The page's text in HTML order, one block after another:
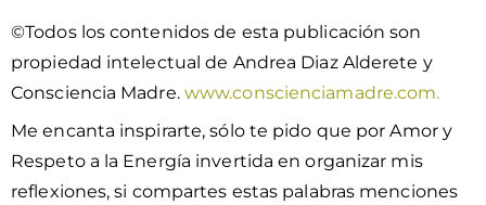
©Todos los contenidos de esta publicación son
propiedad intelectual de Andrea Diaz Alderete y
Consciencia Madre. www.conscienciamadre.com.
Me encanta inspirarte, sólo te pido que por Amor y
Respeto a la Energía invertida en organizar mis
reflexiones, si compartes estas palabras menciones